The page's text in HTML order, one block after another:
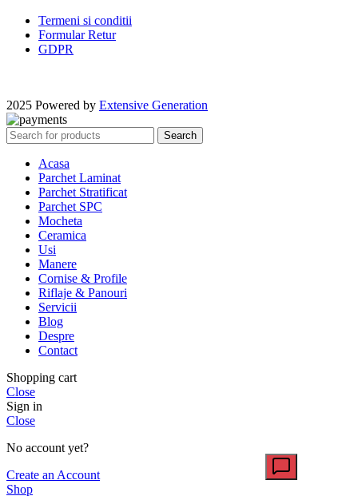
Termeni si conditii
Formular Retur
GDPR
2025 Powered by Extensive Generation
Search
Acasa
Parchet Laminat
Parchet Stratificat
Parchet SPC
Mocheta
Ceramica
Usi
Manere
Cornise & Profile
Riflaje & Panouri
Servicii
Blog
Despre
Contact
Shopping cart
Close
Sign in
Close
No account yet?
Create an Account
Shop